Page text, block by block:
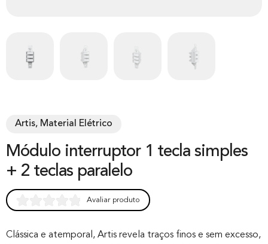
Artis, Material Elétrico
Módulo interruptor 1 tecla simples
+ 2 teclas paralelo
out of 0
Avaliar produto
Clássica e atemporal, Artis revela traços finos e sem excesso,